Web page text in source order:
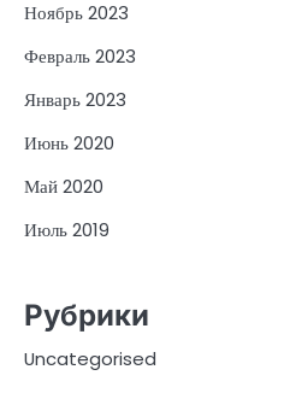
Ноябрь 2023
Февраль 2023
Январь 2023
Июнь 2020
Май 2020
Июль 2019
Рубрики
Uncategorised